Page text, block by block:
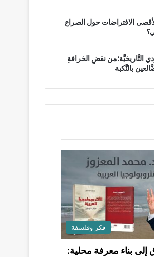
الافتراضات حول الصراع
التَّاريخيَّة؛من نقضِ الخرافةِ
بالنَّكبة
فكر وفلسفة
إلى بناء معرفة محلية: